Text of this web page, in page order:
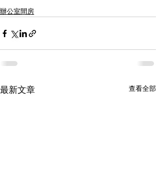
辦公室間房
最新文章 查看全部